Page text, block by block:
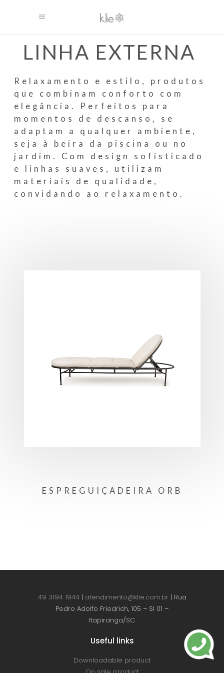
LINHA EXTERNA
Relaxamento e estilo, produtos
que combinam conforto com
elegância. Perfeitos para
momentos de descanso, se
adaptam a qualquer ambiente,
seja à beira da piscina ou no
jardim. Com design sofisticado
e linhas suaves, utilizam
materiais de qualidade,
convidando ao relaxamento.
ESPREGUIÇADEIRA ORB
49 3194 1944| atendimento@klie.com.br| Rua
Pedro Adolfo Friedrich, 105 – Sl 01 –
Itapiranga/SC
Useful links
Downloadable product